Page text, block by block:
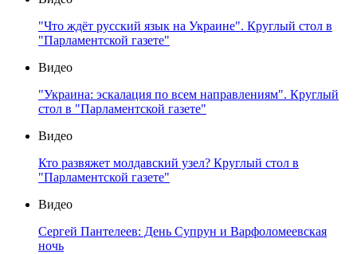
"Что ждёт русский язык на Украине". Круглый стол в
"Парламентской газете"
Видео
"Украина: эскалация по всем направлениям". Круглый
стол в "Парламентской газете"
Видео
Кто развяжет молдавский узел? Круглый стол в
"Парламентской газете"
Видео
Сергей Пантелеев: День Супрун и Варфоломеевская
ночь